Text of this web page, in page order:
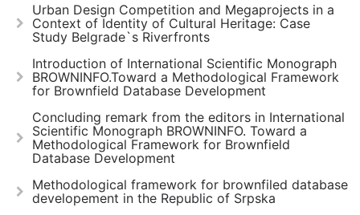
Urban Design Competition and Megaprojects in a
Context of Identity of Cultural Heritage: Case
Study Belgrade`s Riverfronts
Introduction of International Scientific Monograph
BROWNINFO.Toward a Methodological Framework
for Brownfield Database Development
Concluding remark from the editors in International
Scientific Monograph BROWNINFO. Toward a
Methodological Framework for Brownfield
Database Development
Methodological framework for brownfiled database
developement in the Republic of Srpska